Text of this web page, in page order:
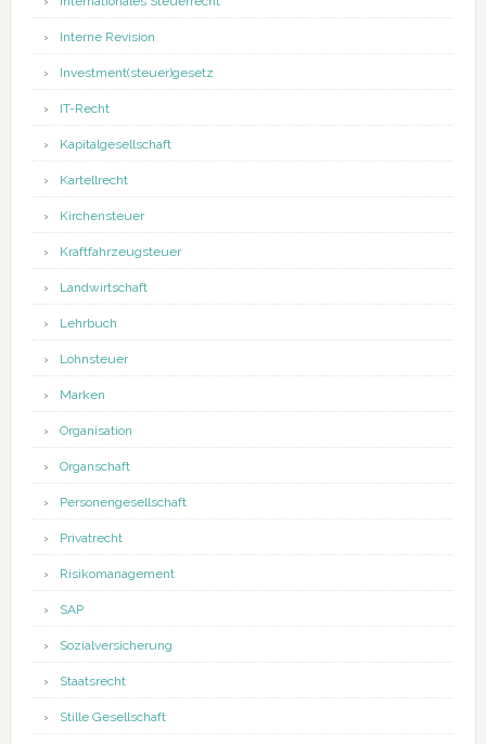
Interne Revision
Investment(steuer)gesetz
IT-Recht
Kapitalgesellschaft
Kartellrecht
Kirchensteuer
Kraftfahrzeugsteuer
Landwirtschaft
Lehrbuch
Lohnsteuer
Marken
Organisation
Organschaft
Personengesellschaft
Privatrecht
Risikomanagement
SAP
Sozialversicherung
Staatsrecht
Stille Gesellschaft